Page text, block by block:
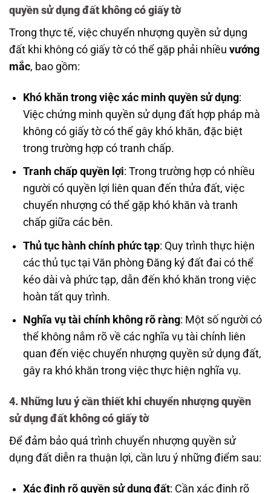
quyền sử dụng đất không có giấy tờ
Trong thực tế, việc chuyển nhượng quyền sử dụng
đất khi không có giấy tờ có thể gặp phải nhiều vướng
mắc, bao gồm:
Khó khăn trong việc xác minh quyền sử dụng:
Việc chứng minh quyền sử dụng đất hợp pháp mà
không có giấy tờ có thể gây khó khăn, đặc biệt
trong trường hợp có tranh chấp.
Tranh chấp quyền lợi: Trong trường hợp có nhiều
người có quyền lợi liên quan đến thửa đất, việc
chuyển nhượng có thể gặp khó khăn và tranh
chấp giữa các bên.
Thủ tục hành chính phức tạp: Quy trình thực hiện
các thủ tục tại Văn phòng Đăng ký đất đai có thể
kéo dài và phức tạp, dẫn đến khó khăn trong việc
hoàn tất quy trình.
Nghĩa vụ tài chính không rõ ràng: Một số người có
thể không nắm rõ về các nghĩa vụ tài chính liên
quan đến việc chuyển nhượng quyền sử dụng đất,
gây ra khó khăn trong việc thực hiện nghĩa vụ.
4. Những lưu ý cần thiết khi chuyển nhượng quyền
sử dụng đất không có giấy tờ
Để đảm bảo quá trình chuyển nhượng quyền sử
dụng đất diễn ra thuận lợi, cần lưu ý những điểm sau:
Xác định rõ quyền sử dụng đất: Cần xác định rõ